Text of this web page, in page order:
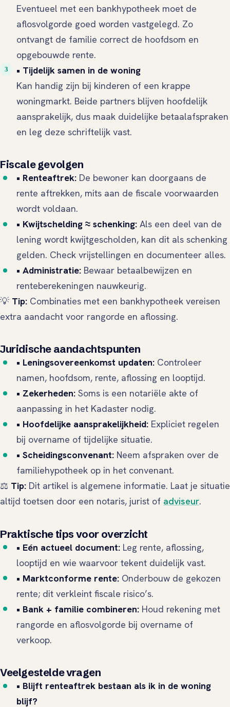
Eventueel met een bankhypotheek moet de
aflosvolgorde goed worden vastgelegd. Zo
ontvangt de familie correct de hoofdsom en
opgebouwde rente.
• Tijdelijk samen in de woning
Kan handig zijn bij kinderen of een krappe
woningmarkt. Beide partners blijven hoofdelijk
aansprakelijk, dus maak duidelijke betaalafspraken
en leg deze schriftelijk vast.
Fiscale gevolgen
• Renteaftrek: De bewoner kan doorgaans de
rente aftrekken, mits aan de fiscale voorwaarden
wordt voldaan.
• Kwijtschelding ≈ schenking: Als een deel van de
lening wordt kwijtgescholden, kan dit als schenking
gelden. Check vrijstellingen en documenteer alles.
• Administratie: Bewaar betaalbewijzen en
renteberekeningen nauwkeurig.
💡 Tip: Combinaties met een bankhypotheek vereisen
extra aandacht voor rangorde en aflossing.
Juridische aandachtspunten
• Leningsovereenkomst updaten: Controleer
namen, hoofdsom, rente, aflossing en looptijd.
• Zekerheden: Soms is een notariële akte of
aanpassing in het Kadaster nodig.
• Hoofdelijke aansprakelijkheid: Expliciet regelen
bij overname of tijdelijke situatie.
• Scheidingsconvenant: Neem afspraken over de
familiehypotheek op in het convenant.
⚖️ Tip: Dit artikel is algemene informatie. Laat je situatie
altijd toetsen door een notaris, jurist of adviseur.
Praktische tips voor overzicht
• Eén actueel document: Leg rente, aflossing,
looptijd en wie waarvoor tekent duidelijk vast.
• Marktconforme rente: Onderbouw de gekozen
rente; dit verkleint fiscale risico’s.
• Bank + familie combineren: Houd rekening met
rangorde en aflosvolgorde bij overname of
verkoop.
Veelgestelde vragen
• Blijft renteaftrek bestaan als ik in de woning
blijf?